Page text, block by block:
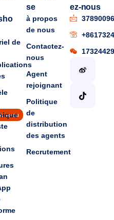
de
se
à propos
de nous
Contactez-
nous
Agent
rejoignant
Politique
de
distribution
des agents
Recrutement
ez-nous